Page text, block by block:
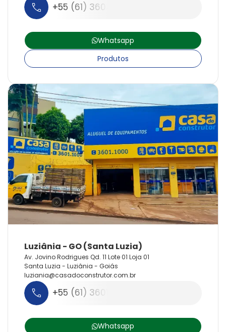
+55 (61) 3603-1100
Whatsapp
Produtos
Av. Jovino Rodrigues Qd. 11 Lote 01 Loja 01
Santa Luzia - Luziânia - Goiás
luziania@casadoconstrutor.com.br
+55 (61) 3601-1000
Whatsapp